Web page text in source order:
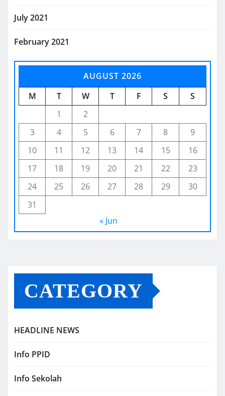
July 2021
February 2021
AUGUST 2026
M
T W T F S
S
1
2
3
4 5 6 7 8
9
10
11 12 13 14 15
16
17
18 19 20 21 22
23
24
25 26 27 28 29
30
31
« Jun
CATEGORY
HEADLINE NEWS
Info PPID
Info Sekolah